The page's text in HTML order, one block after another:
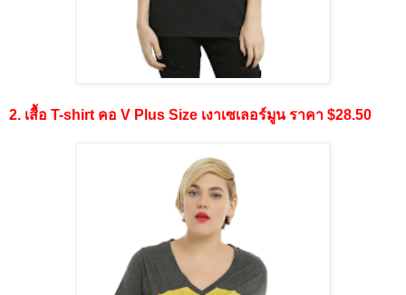
2. เสื้อ T-shirt คอ V Plus Size เงาเซเลอร์มูน ราคา $28.50